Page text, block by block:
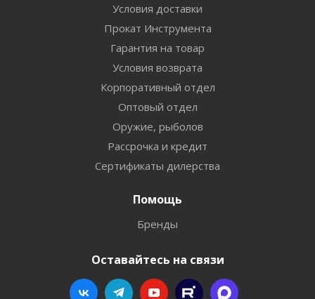
Условия доставки
Прокат Инструмента
Гарантия на товар
Условия возврата
Корпоративный отдел
Оптовый отдел
Оружие, рыболов
Рассрочка и кредит
Сертификаты дилерства
Помощь
Бренды
Оставайтесь на связи